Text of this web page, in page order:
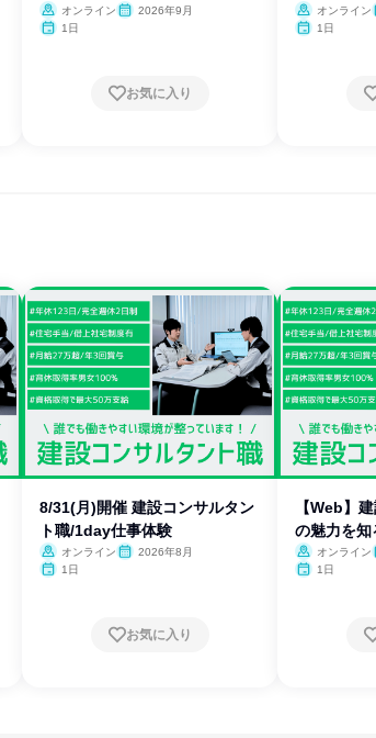
オンライン
2026年9月
1日
お気に入り
オンライン
1日
8/31(月)開催 建設コンサルタン
ト職/1day仕事体験
オンライン
2026年8月
1日
お気に入り
【Web】
の魅力を
オンライン
1日